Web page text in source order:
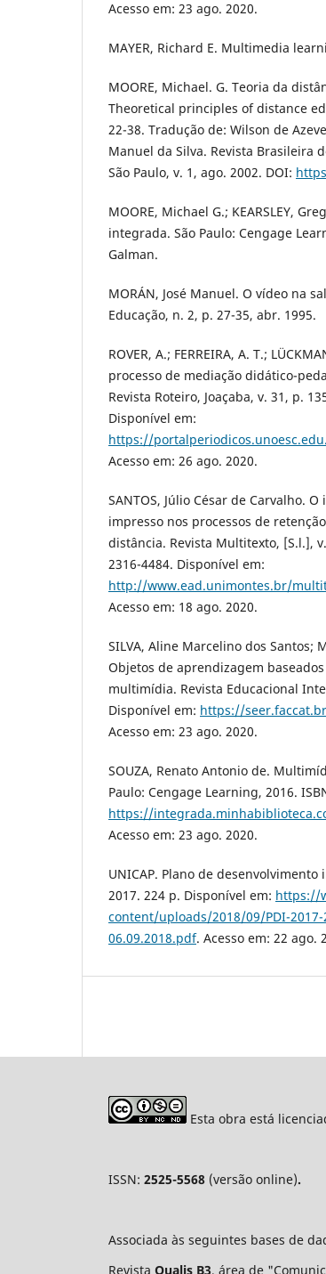
Acesso em: 23 ago. 2020.
MAYER, Richard E. Multimedia
MOORE, Michael. G. Teoria da
Theoretical principles of distance
22-38. Tradução de: Wilson de
Manuel da Silva. Revista Brasileira
São Paulo, v. 1, ago. 2002. DOI:
MOORE, Michael G.; KEARSLEY,
integrada. São Paulo: Cengage
Galman.
MORÁN, José Manuel. O vídeo na
Educação, n. 2, p. 27-35, abr. 1995.
ROVER, A.; FERREIRA, A. T.;
processo de mediação didático-
Revista Roteiro, Joaçaba, v. 31, p.
Disponível em:
https://
Acesso em: 26 ago. 2020.
SANTOS, Júlio César de Carvalho.
impresso nos processos de
distância. Revista Multitexto, [S.l.],
2316-4484. Disponível em:
http://www.ead.unimontes.br/
Acesso em: 18 ago. 2020.
SILVA, Aline Marcelino dos Santos;
Objetos de aprendizagem
multimídia. Revista Educacional
Disponível em: https://
Acesso em: 23 ago. 2020.
SOUZA, Renato Antonio de.
Paulo: Cengage Learning, 2016.
https://
Acesso em: 23 ago. 2020.
UNICAP. Plano de desenvolvimento
2017. 224 p. Disponível em: https://
content/uploads/2018/09/PDI-2017-
06.09.2018.pdf. Acesso em: 22 ago.
Esta obra está
ISSN: 2525-5568 (versão online).
Associada às seguintes bases de
Revista Qualis B3, área de